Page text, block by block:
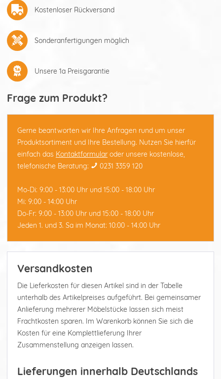
Kostenloser Rückversand
Sonderanfertigungen möglich
Unsere 1a Preisgarantie
Frage zum Produkt?
Gerne beantworten wir Ihre Anfragen rund um unser
Produktsortiment und Ihre Bestellung. Nutzen Sie hierfür
einfach das Kontaktformular oder unsere kostenlose,
telefonische Beratung:
0231 3359 120
Mo-Di: 9:00 - 13:00 Uhr und 15:00 - 18:00 Uhr
Mi: 9:00 - 14:00 Uhr
Do-Fr: 9:00 - 13:00 Uhr und 15:00 - 18:00 Uhr
Jeden 1. und 3. Sa im Monat: 10:00 - 14:00 Uhr
Versandkosten
Die Lieferkosten für diesen Artikel sind in der Tabelle
unterhalb des Artikelpreises aufgeführt. Bei gemeinsamer
Anlieferung mehrerer Möbelstücke lassen sich meist
Frachtkosten sparen. Im Warenkorb können Sie sich die
Kosten für eine Komplettlieferung Ihrer
Zusammenstellung anzeigen lassen.
Lieferungen innerhalb Deutschlands